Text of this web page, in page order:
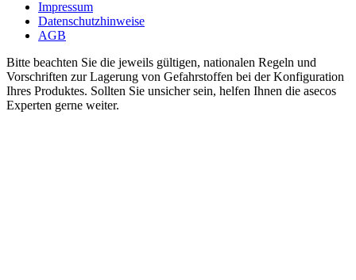
Impressum
Datenschutzhinweise
AGB
Bitte beachten Sie die jeweils gültigen, nationalen Regeln und
Vorschriften zur Lagerung von Gefahrstoffen bei der Konfiguration
Ihres Produktes. Sollten Sie unsicher sein, helfen Ihnen die asecos
Experten gerne weiter.